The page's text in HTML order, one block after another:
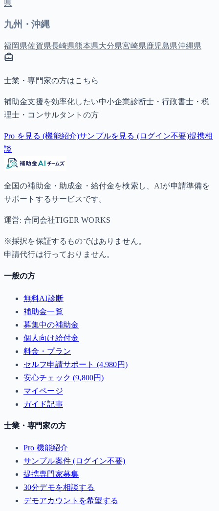
県
九州・沖縄
福岡県佐賀県長崎県熊本県大分県宮崎県鹿児島県沖縄県
士業・専門家の方はこちら
補助金支援を効率化したい中小企業診断士・行政書士・税
理士・コンサルタントの方
Pro を見る (機能紹介)サンプルを見る (ログイン不要)提携相
談
全国の補助金・助成金・給付金を検索し、AIが申請準備を
サポートするサービスです。
運営: 合同会社TIGER WORKS
※採択を保証するものではありません。
申請代行は行っておりません。
一般の方
無料AI診断
補助金一覧
募集中の補助金
個人向け給付金
料金・プラン
セルフ申請サポート (4,980円)
安心チェック (9,800円)
マイページ
ガイド記事
士業・専門家の方
Pro 機能紹介
サンプル案件 (ログイン不要)
提携専門家募集
30分デモを相談する
デモアカウントを希望する